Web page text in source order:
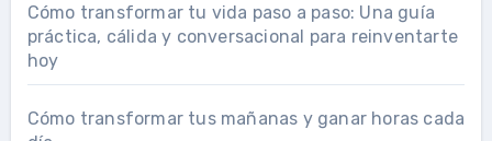
Cómo transformar tu vida paso a paso: Una guía
práctica, cálida y conversacional para reinventarte
hoy
Cómo transformar tus mañanas y ganar horas cada